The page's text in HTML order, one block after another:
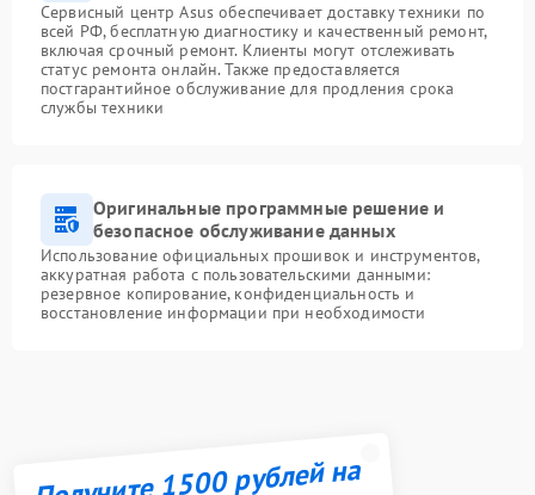
Сервисный центр Asus обеспечивает доставку техники по
всей РФ, бесплатную диагностику и качественный ремонт,
включая срочный ремонт. Клиенты могут отслеживать
статус ремонта онлайн. Также предоставляется
постгарантийное обслуживание для продления срока
службы техники
Оригинальные программные решение и
безопасное обслуживание данных
Использование официальных прошивок и инструментов,
аккуратная работа с пользовательскими данными:
резервное копирование, конфиденциальность и
восстановление информации при необходимости